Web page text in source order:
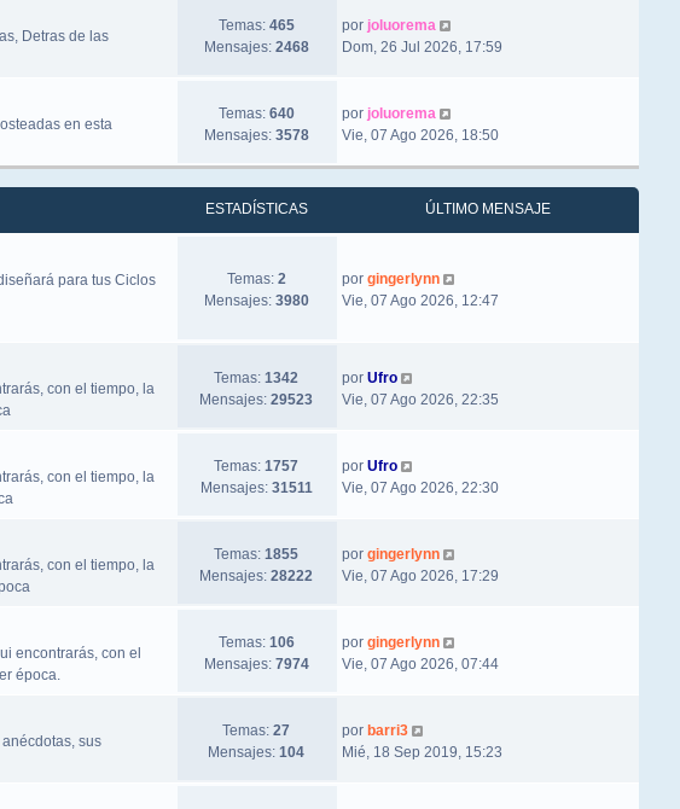
Detras de las
Temas: 465
Mensajes: 2468
por joluorema
Dom, 26 Jul 2026, 17:59
en esta
Temas: 640
Mensajes: 3578
por joluorema
Vie, 07 Ago 2026, 18:50
ESTADÍSTICAS ÚLTIMO MENSAJE
para tus Ciclos
Temas: 2
Mensajes: 3980
por gingerlynn
Vie, 07 Ago 2026, 12:47
con el tiempo, la
Temas:1342
Mensajes:29523
por Ufro
Vie, 07 Ago 2026, 22:35
con el tiempo, la
Temas:1757
Mensajes: 31511
por Ufro
Vie, 07 Ago 2026, 22:30
con el tiempo, la
Temas:1855
Mensajes:28222
por gingerlynn
Vie, 07 Ago 2026, 17:29
encontrarás, con el
época.
Temas: 106
Mensajes: 7974
por gingerlynn
Vie, 07 Ago 2026, 07:44
sus
Temas:27
Mensajes:104
por barri3
Mié, 18 Sep 2019, 15:23